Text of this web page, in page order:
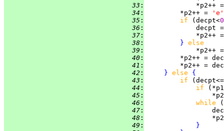
  33
:
  34
:
         *p2++ =
'e'
  35
: if (decpt<0
  36
:
  37
:
*p2++
  38
: } else
  39
:
*p2++
  40
:
*p2++ =
  41
:
*p2++ =
  42
: } else {
  43
: if
(decpt<=
  44
: if
  45
:
  46
: while
  47
:
  48
:
  49
:
}